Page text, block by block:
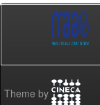
Theme by